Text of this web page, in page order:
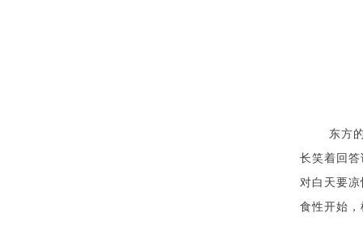
东方
长笑着回
对白天要
食性开始